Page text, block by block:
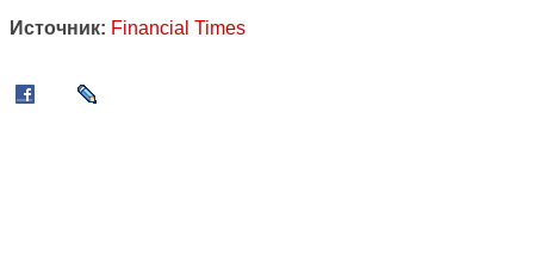
Источник: Financial Times